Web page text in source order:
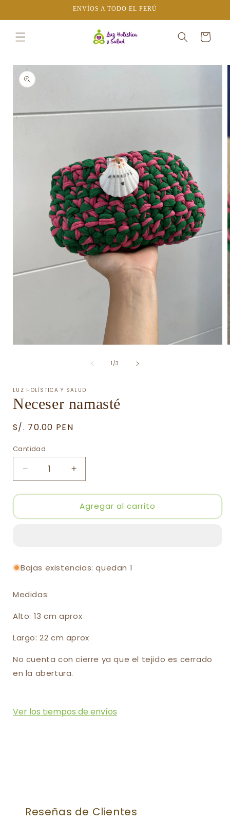
al contenido
ENVÍOS A TODO EL PERÚ
Carrito
directamente
información
una
ventana
modal
1/de
3
LUZ HOLÍSTICA Y SALUD
Neceser namasté
Precio
S/. 70.00 PEN
Cantidad
Cantidad
Reducir
cantidad
para
namasté
Aumentar
cantidad
para
Neceser
namasté
Agregar al carrito
Bajas existencias: quedan 1
Medidas:
Alto: 13 cm aprox
Largo: 22 cm aprox
No cuenta con cierre ya que el tejido es cerrado
en la abertura.
Ver los tiempos de envíos
Reseñas de Clientes